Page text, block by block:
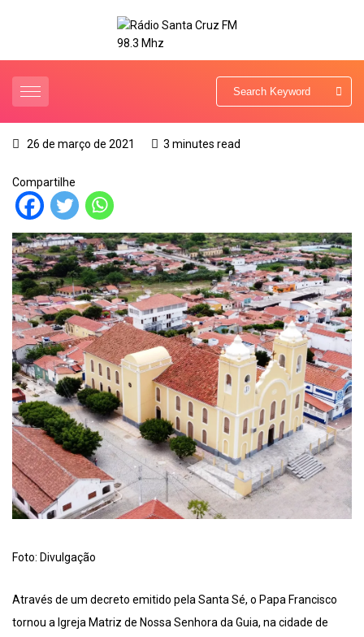
26 de março de 2021 3 minutes read
Compartilhe
Foto: Divulgação
Através de um decreto emitido pela Santa Sé, o Papa Francisco
tornou a Igreja Matriz de Nossa Senhora da Guia, na cidade de